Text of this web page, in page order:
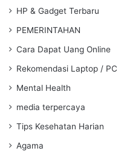
HP & Gadget Terbaru
PEMERINTAHAN
Cara Dapat Uang Online
Rekomendasi Laptop / PC
Mental Health
media terpercaya
Tips Kesehatan Harian
Agama